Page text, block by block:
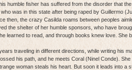
humble fisher has suffered from the disorder that
was in this state after being raped by Guillermo
then, the crazy Casilda roams between peoples
the shelter of her humble sponsors, who have
learned to read, and through books knew love. She
traveling in different directions, while writing his
his path, and he meets Coral (Ninel Conde).
woman steals his heart. But soon it leads into a